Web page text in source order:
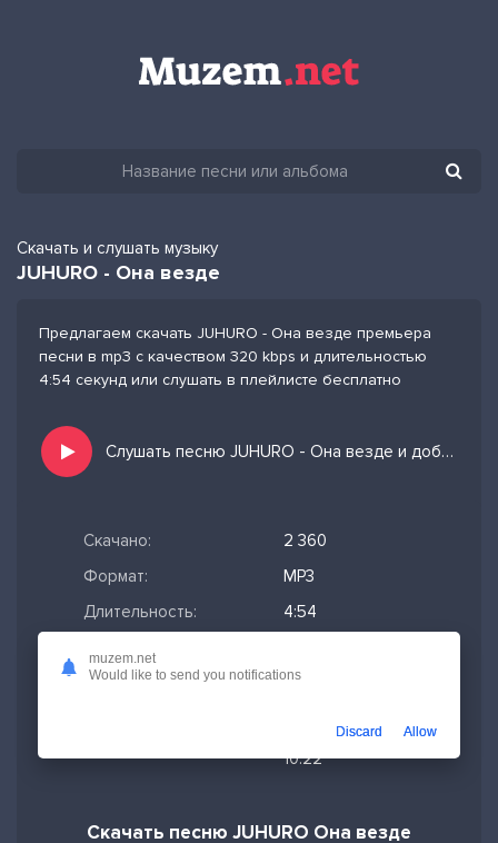
Скачать и слушать музыку
JUHURO - Она везде
Предлагаем скачать JUHURO - Она везде премьера
песни в mp3 с качеством 320 kbps и длительностью
4:54 секунд или слушать в плейлисте бесплатно
Слушать песню JUHURO - Она везде и добавить в избранных
Скачано:
2 360
Формат:
MP3
Длительность:
4:54
Качество mp3:
320 кбит/с,
13-05-2026,
10:22
Скачать песню JUHURO Она везде
muzem.net
Would like to send you notifications
Discard Allow